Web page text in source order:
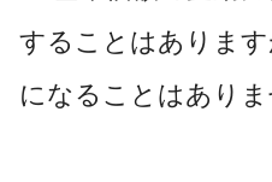
することはあります
になることはありま